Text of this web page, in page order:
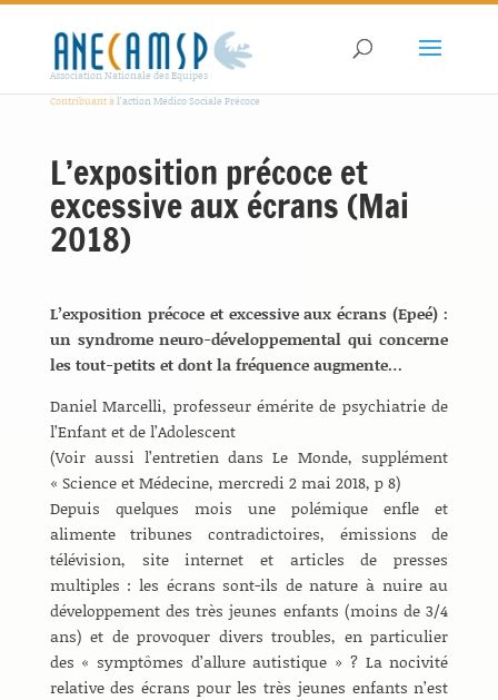
Association Nationale des Equipes
Contribuant àl'action Médico Sociale Précoce
L’exposition précoce et
excessive aux écrans (Mai
2018)
L’exposition précoce et excessive aux écrans (Epeé) :
un syndrome neuro-développemental qui concerne
les tout-petits et dont la fréquence augmente…
Daniel Marcelli, professeur émérite de psychiatrie de
l’Enfant et de l’Adolescent
(Voir aussi l’entretien dans Le Monde, supplément
« Science et Médecine, mercredi 2 mai 2018, p 8)
Depuis quelques mois une polémique enfle et
alimente tribunes contradictoires, émissions de
télévision, site internet et articles de presses
multiples : les écrans sont-ils de nature à nuire au
développement des très jeunes enfants (moins de 3/4
ans) et de provoquer divers troubles, en particulier
des « symptômes d’allure autistique » ? La nocivité
relative des écrans pour les très jeunes enfants n’est